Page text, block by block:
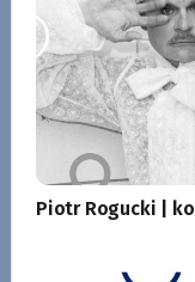
Piotr Rogucki |